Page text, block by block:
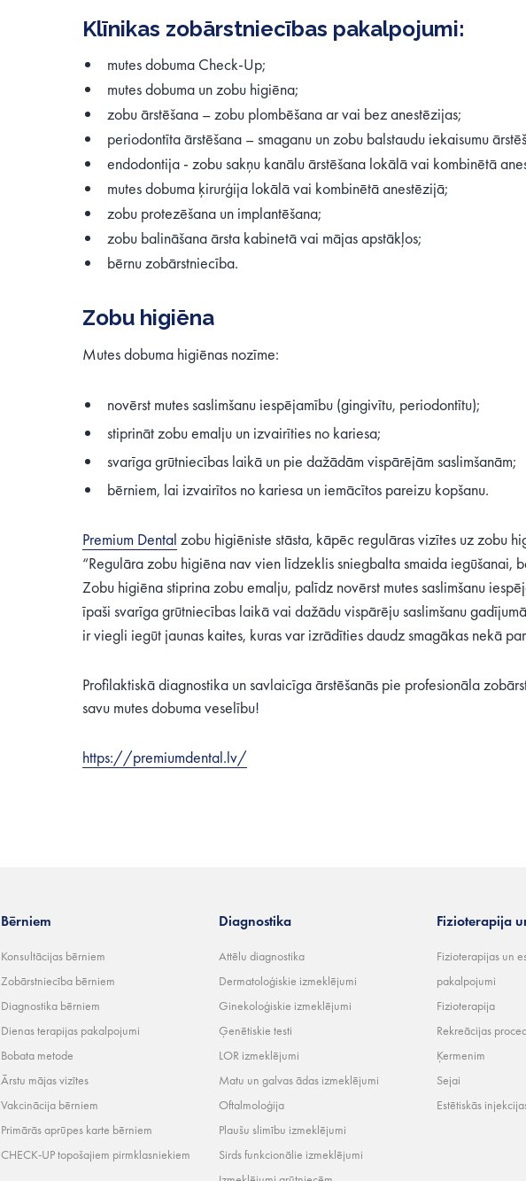
Klīnikas zobārstniecības pakalpojumi:
mutes dobuma Check-Up;
mutes dobuma un zobu higiēna;
zobu ārstēšana – zobu plombēšana ar vai bez anestēzijas;
periodontīta ārstēšana – smaganu un zobu balstaudu iekaisumu
endodontija - zobu sakņu kanālu ārstēšana lokālā vai kombinētā
mutes dobuma ķirurģija lokālā vai kombinētā anestēzijā;
zobu protezēšana un implantēšana;
zobu balināšana ārsta kabinetā vai mājas apstākļos;
bērnu zobārstniecība.
Zobu higiēna
Mutes dobuma higiēnas nozīme:
novērst mutes saslimšanu iespējamību (gingivītu, periodontītu);
stiprināt zobu emalju un izvairīties no kariesa;
svarīga grūtniecības laikā un pie dažādām vispārējām saslimšanām;
bērniem, lai izvairītos no kariesa un iemācītos pareizu kopšanu.
Premium Dental zobu higiēniste stāsta, kāpēc regulāras vizītes uz zobu
“Regulāra zobu higiēna nav vien līdzeklis sniegbalta smaida iegūšanai,
Zobu higiēna stiprina zobu emalju, palīdz novērst mutes saslimšanu
īpaši svarīga grūtniecības laikā vai dažādu vispārēju saslimšanu
ir viegli iegūt jaunas kaites, kuras var izrādīties daudz smagākas nekā
Profilaktiskā diagnostika un savlaicīga ārstēšanās pie profesionāla
savu mutes dobuma veselību!
https://premiumdental.lv/
Bērniem
Konsultācijas bērniem
Zobārstniecība bērniem
Diagnostika bērniem
Dienas terapijas pakalpojumi
Bobata metode
Ārstu mājas vizītes
Vakcinācija bērniem
Primārās aprūpes karte bērniem
CHECK-UP topošajiem pirmklasniekiem
Diagnostika
Attēlu diagnostika
Dermatoloģiskie izmeklējumi
Ginekoloģiskie izmeklējumi
Ģenētiskie testi
LOR izmeklējumi
Matu un galvas ādas izmeklējumi
Oftalmoloģija
Plaušu slimību izmeklējumi
Sirds funkcionālie izmeklējumi
Fizioterapija
Fizioterapijas un
pakalpojumi
Fizioterapija
Rekreācijas
Ķermenim
Sejai
Estētiskās